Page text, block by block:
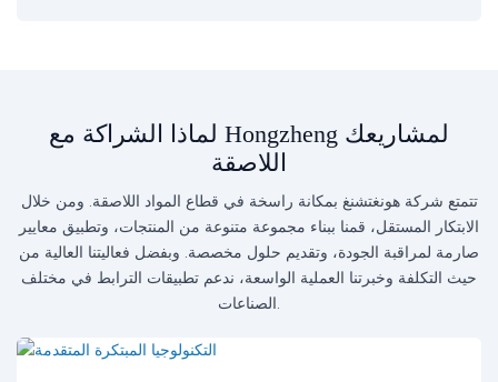
لماذا الشراكة مع Hongzheng لمشاريعك
اللاصقة
تتمتع شركة هونغتشنغ بمكانة راسخة في قطاع المواد اللاصقة. ومن خلال
الابتكار المستقل، قمنا ببناء مجموعة متنوعة من المنتجات، وتطبيق معايير
صارمة لمراقبة الجودة، وتقديم حلول مخصصة. وبفضل فعاليتنا العالية من
حيث التكلفة وخبرتنا العملية الواسعة، ندعم تطبيقات الترابط في مختلف
الصناعات.